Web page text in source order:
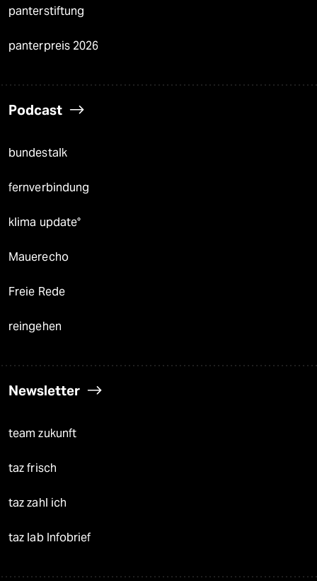
panterstiftung
panterpreis 2026
Podcast
bundestalk
fernverbindung
klima update°
Mauerecho
Freie Rede
reingehen
Newsletter
team zukunft
taz frisch
taz zahl ich
taz lab Infobrief